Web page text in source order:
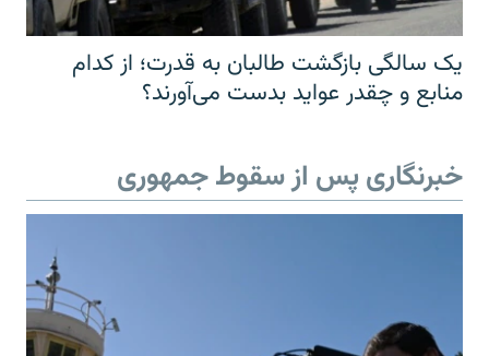
یک سالگی بازگشت طالبان به قدرت؛ از کدام
منابع و چقدر عواید بدست می‌آورند؟
خبرنگاری پس از سقوط جمهوری